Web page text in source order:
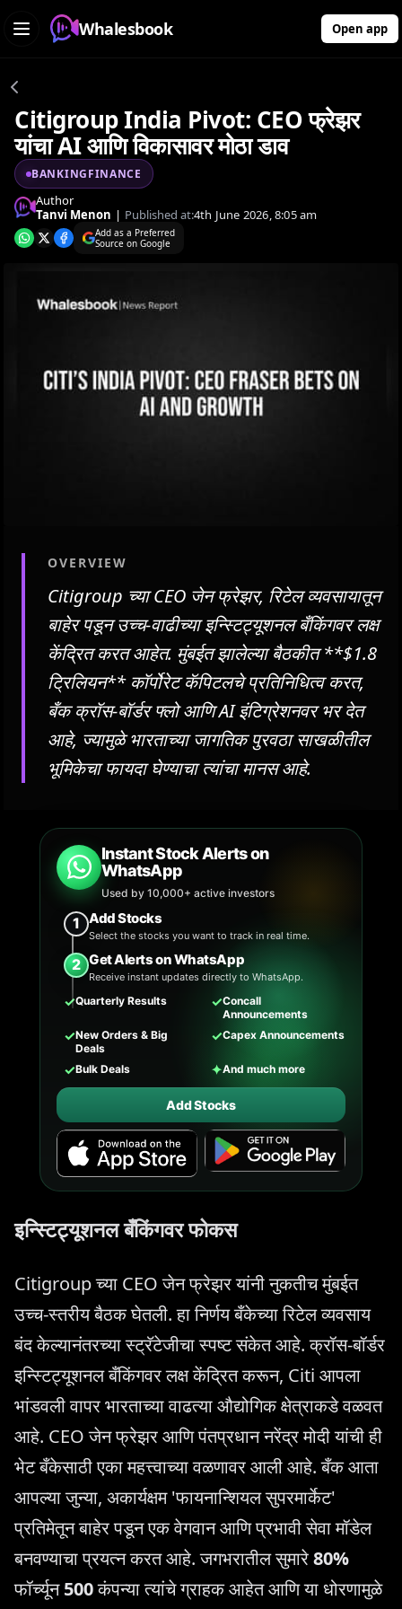
Whalesbook Open app
Citigroup India Pivot: CEO फ्रेझर
यांचा AI आणि विकासावर मोठा डाव
BANKINGFINANCE
Author
Tanvi Menon | Published at:4th June 2026, 8:05 am
Add as a Preferred
Source on Google
OVERVIEW
Citigroup च्या CEO जेन फ्रेझर, रिटेल व्यवसायातून
बाहेर पडून उच्च-वाढीच्या इन्स्टिट्यूशनल बँकिंगवर लक्ष
केंद्रित करत आहेत. मुंबईत झालेल्या बैठकीत **$1.8
ट्रिलियन** कॉर्पोरेट कॅपिटलचे प्रतिनिधित्व करत,
बँक क्रॉस-बॉर्डर फ्लो आणि AI इंटिग्रेशनवर भर देत
आहे, ज्यामुळे भारताच्या जागतिक पुरवठा साखळीतील
भूमिकेचा फायदा घेण्याचा त्यांचा मानस आहे.
Instant Stock Alerts on
WhatsApp
Used by 10,000+ active investors
1 Add Stocks
Select the stocks you want to track in real time.
2 Get Alerts on WhatsApp
Receive instant updates directly to WhatsApp.
✓Quarterly Results ✓Concall
Announcements
✓New Orders & Big
Deals
✓Capex Announcements
✓Bulk Deals ✦And much more
Add Stocks
इन्स्टिट्यूशनल बँकिंगवर फोकस
Citigroup च्या CEO जेन फ्रेझर यांनी नुकतीच मुंबईत
उच्च-स्तरीय बैठक घेतली. हा निर्णय बँकेच्या रिटेल व्यवसाय
बंद केल्यानंतरच्या स्ट्रॅटेजीचा स्पष्ट संकेत आहे. क्रॉस-बॉर्डर
इन्स्टिट्यूशनल बँकिंगवर लक्ष केंद्रित करून, Citi आपला
भांडवली वापर भारताच्या वाढत्या औद्योगिक क्षेत्राकडे वळवत
आहे. CEO जेन फ्रेझर आणि पंतप्रधान नरेंद्र मोदी यांची ही
भेट बँकेसाठी एका महत्त्वाच्या वळणावर आली आहे. बँक आता
आपल्या जुन्या, अकार्यक्षम 'फायनान्शियल सुपरमार्केट'
प्रतिमेतून बाहेर पडून एक वेगवान आणि प्रभावी सेवा मॉडेल
बनवण्याचा प्रयत्न करत आहे. जगभरातील सुमारे80%
फॉर्च्यून500कंपन्या त्यांचे ग्राहक आहेत आणि या धोरणामुळे